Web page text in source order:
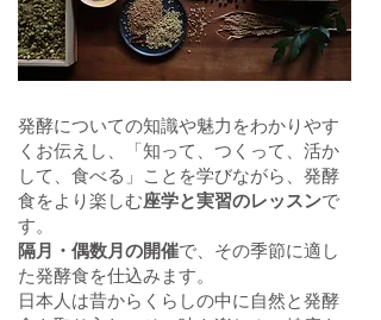
発酵についての知識や魅力をわかりやす
くお伝えし、「知って、つくって、活か
して、食べる」ことを学びながら、発酵
食をより楽しむ座学と実習のレッスンで
す。
隔月・偶数月の開催で、その季節に適し
た発酵食を仕込みます。
日本人は昔からくらしの中に自然と発酵